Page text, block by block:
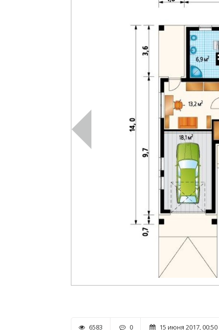
6583 0 15 июня 2017, 00:50